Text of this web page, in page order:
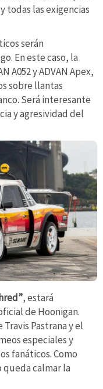
todas las exigencias
serán
En este caso, la
A052 y ADVAN Apex,
sobre llantas
Será interesante
y agresividad del
, estará
de Hoonigan.
Pastrana y el
especiales y
fanáticos. Como
queda calmar la